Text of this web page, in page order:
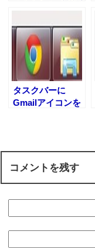
タスクバーに
Gmailアイコンを
コメントを残す